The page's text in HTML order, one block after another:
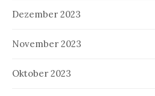
Dezember 2023
November 2023
Oktober 2023